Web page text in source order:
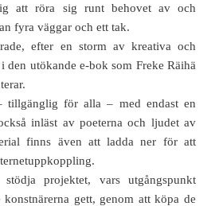
att röra sig runt behovet av och
fyra väggar och ett tak.
efter en storm av kreativa och
den utökande e-bok som Freke Räihä
tillgänglig för alla – med endast en
inläst av poeterna och ljudet av
finns även att ladda ner för att
projektet, vars utgångspunkt
gett, genom att köpa de